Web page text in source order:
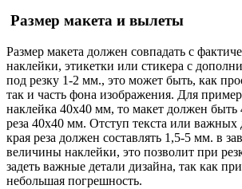
Размер макета и вылеты
Размер макета должен совпадать с
наклейки, этикетки или стикера с
под резку 1-2 мм., это может быть, как
так и часть фона изображения. Для
наклейка 40х40 мм, то макет должен быть
реза 40х40 мм. Отступ текста или важных
края реза должен составлять 1,5-5 мм. в
величины наклейки, это позволит при
задеть важные детали дизайна, так как при
небольшая погрешность.